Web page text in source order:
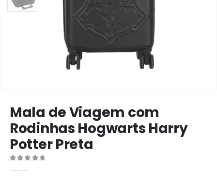
Mala de Viagem com
Rodinhas Hogwarts Harry
Potter Preta